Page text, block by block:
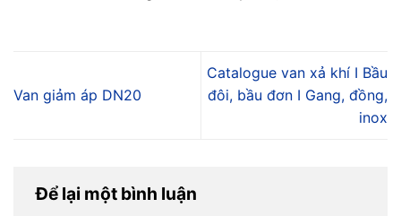
Van giảm áp DN20
Catalogue van xả khí I Bầu
đôi, bầu đơn I Gang, đồng,
inox
Để lại một bình luận